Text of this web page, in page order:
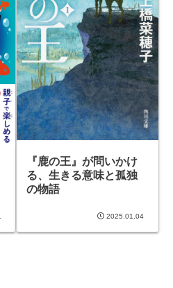
『鹿の王』が問いかけ
る、生きる意味と孤独
の物語
2025.01.04